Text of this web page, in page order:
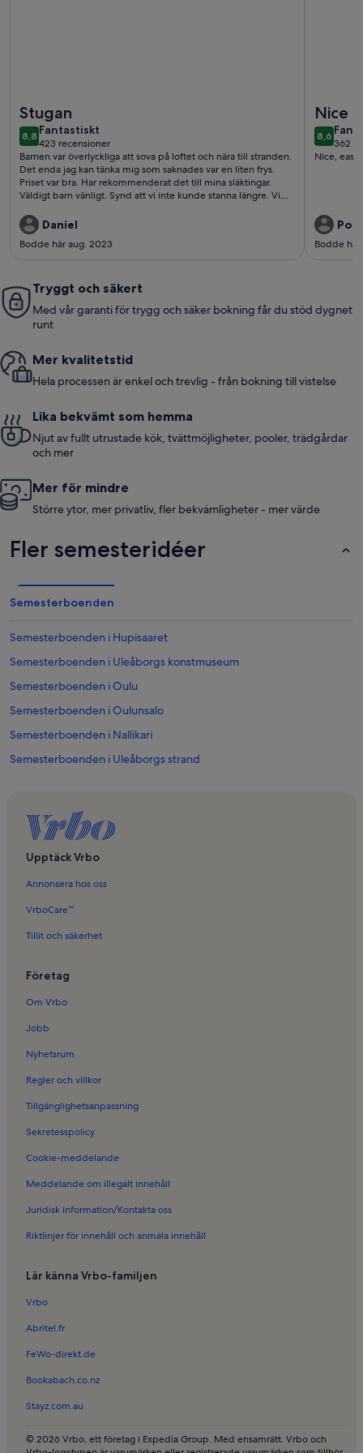
Stugan
8,88,8 av 10
Fantastiskt
fantastiskt
423 recensioner
(423 recensioner)
Barnen var överlyckliga att sova på loftet och nära till stranden.
Det enda jag kan tänka mig som saknades var en liten frys.
Priset var bra. Har rekommenderat det till mina släktingar.
Väldigt barn vänligt. Synd att vi inte kunde stanna längre. Vi
Daniel
Bodde här aug. 2023
Nice
8,68,6 av 10
362
(362
Nice,
Bodde
Tryggt och säkert
Med vår garanti för trygg och säker bokning får du stöd dygnet
runt
Mer kvalitetstid
Hela processen är enkel och trevlig - från bokning till vistelse
Lika bekvämt som hemma
Njut av fullt utrustade kök, tvättmöjligheter, pooler, trädgårdar
och mer
Mer för mindre
Större ytor, mer privatliv, fler bekvämligheter - mer värde
Fler semesteridéer
Semesterboenden
Semesterboenden i Hupisaaret
Semesterboenden i Uleåborgs konstmuseum
Semesterboenden i Oulu
Semesterboenden i Oulunsalo
Semesterboenden i Nallikari
Semesterboenden i Uleåborgs strand
Semesterboenden i Salutorget i Uleåborg
Semesterboenden i Kempele
Semesterboenden i Rajahaudan badplats
Semesterboenden i Haukipudas
Semesterboenden i Norra Österbotten
Semesterboenden i Uleåborg
Upptäck Vrbo
Annonsera hos oss
VrboCare™
Tillit och säkerhet
Företag
Om Vrbo
Jobb
Nyhetsrum
Regler och villkor
Tillgänglighetsanpassning
Sekretesspolicy
Cookie-meddelande
Meddelande om illegalt innehåll
Juridisk information/Kontakta oss
Riktlinjer för innehåll och anmäla innehåll
Lär känna Vrbo-familjen
Vrbo
Abritel.fr
FeWo-direkt.de
Bookabach.co.nz
Stayz.com.au
© 2026 Vrbo, ett företag i Expedia Group. Med ensamrätt. Vrbo och